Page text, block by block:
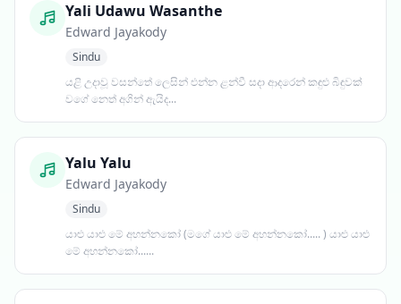
Yali Udawu Wasanthe
Edward Jayakody
Sindu
යළි උදාවූ වසන්තේ ලෙසින් එන්න ළන්වී සදා ආදරෙන් කඳුළු බිඳුවක්
වගේ නෙත් අගින් ඇයිද...
Yalu Yalu
Edward Jayakody
Sindu
යාළු යාළු මේ අහන්නකෝ (මගේ යාළු මේ අහන්නකෝ..... ) යාළු යාළු
මේ අහන්නකෝ......